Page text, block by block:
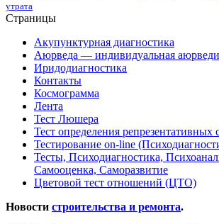
утрата
Страницы
Акупунктурная диагностика
Аюрведа — индивидуальная
Иридодиагностика
Контакты
Космограмма
Лента
Тест Люшера
Тест определения
Тестирование on-line
Тесты, Психодиагностика,
Самооценка, Саморазвитие
Цветовой тест отношений (ЦТО)
Новости строительства и ремонта.